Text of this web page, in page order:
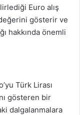
Euro alış
değerini gösterir ve
hakkında önemli
Türk Lirası
gösteren bir
dalgalanmalara